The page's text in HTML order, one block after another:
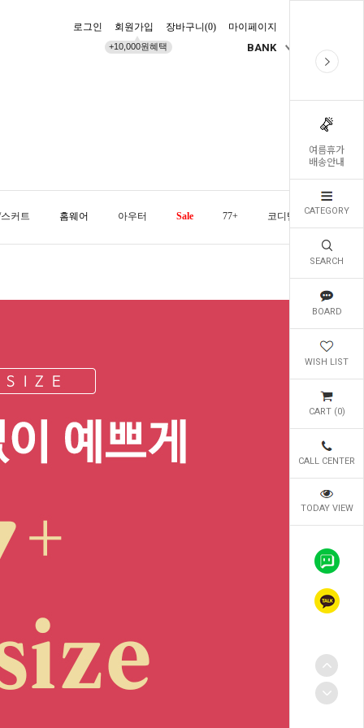
여름휴가
배송안내
CATEGORY
SEARCH
BOARD
WISH LIST
CART (0)
CALL CENTER
TODAY VIEW
로그인 회원가입
+10,000원혜택
장바구니(0) 마이페이지
BANK
커트 홈웨어 아우터 Sale 77+ 코디템 오늘발송